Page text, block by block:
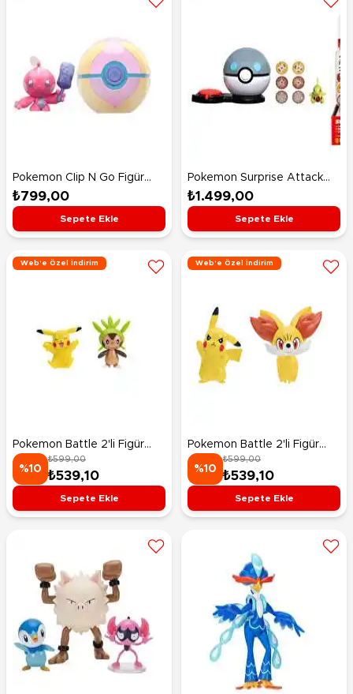
Pokemon CIip N Go Figür
Tinkatink ve Heal Ball
₺799,00
Sepete Ekle
Pokemon Surprise Attack
Oyun Seti Larvitar ve Heavy
Ball
₺1.499,00
Sepete Ekle
Web'e Özel İndirim
Pokemon Battle 2'li Figür
Seti Pikachu ve Chespin
%10
₺599,00
₺539,10
Sepete Ekle
Web'e Özel İndirim
Pokemon Battle 2'li Figür
Seti Pikachu ve Fennekin
%10
₺599,00
₺539,10
Sepete Ekle